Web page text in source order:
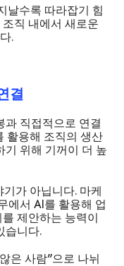
날수록 따라잡기 힘
직 내에서 새로운
.
결
과 직접적으로 연결
활용해 조직의 생산
기 위해 기꺼이 더 높
가 아닙니다. 마케
에서 AI를 활용해 업
제안하는 능력이
습니다.
은 사람"으로 나뉘